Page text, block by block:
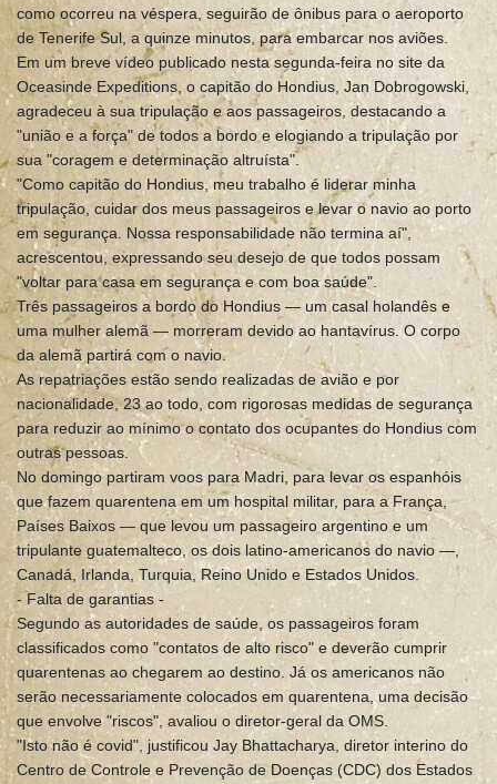
como ocorreu na véspera, seguirão de ônibus para o aeroporto
de Tenerife Sul, a quinze minutos, para embarcar nos aviões.
Em um breve vídeo publicado nesta segunda-feira no site da
Oceasinde Expeditions, o capitão do Hondius, Jan Dobrogowski,
agradeceu à sua tripulação e aos passageiros, destacando a
"união e a força" de todos a bordo e elogiando a tripulação por
sua "coragem e determinação altruísta".
"Como capitão do Hondius, meu trabalho é liderar minha
tripulação, cuidar dos meus passageiros e levar o navio ao porto
em segurança. Nossa responsabilidade não termina aí",
acrescentou, expressando seu desejo de que todos possam
"voltar para casa em segurança e com boa saúde".
Três passageiros a bordo do Hondius — um casal holandês e
uma mulher alemã — morreram devido ao hantavírus. O corpo
da alemã partirá com o navio.
As repatriações estão sendo realizadas de avião e por
nacionalidade, 23 ao todo, com rigorosas medidas de segurança
para reduzir ao mínimo o contato dos ocupantes do Hondius com
outras pessoas.
No domingo partiram voos para Madri, para levar os espanhóis
que fazem quarentena em um hospital militar, para a França,
Países Baixos — que levou um passageiro argentino e um
tripulante guatemalteco, os dois latino-americanos do navio —,
Canadá, Irlanda, Turquia, Reino Unido e Estados Unidos.
- Falta de garantias -
Segundo as autoridades de saúde, os passageiros foram
classificados como "contatos de alto risco" e deverão cumprir
quarentenas ao chegarem ao destino. Já os americanos não
serão necessariamente colocados em quarentena, uma decisão
que envolve "riscos", avaliou o diretor-geral da OMS.
"Isto não é covid", justificou Jay Bhattacharya, diretor interino do
Centro de Controle e Prevenção de Doenças (CDC) dos Estados